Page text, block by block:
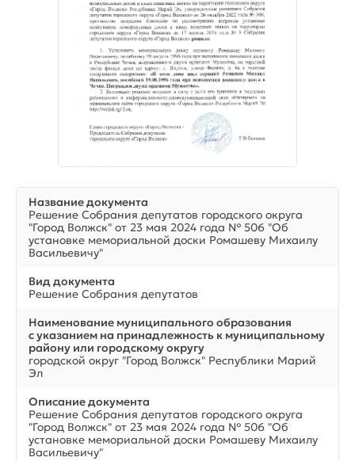
Название документа
Решение Собрания депутатов городского округа
"Город Волжск" от 23 мая 2024 года № 506 "Об
установке мемориальной доски Ромашеву Михаилу
Васильевичу"
Вид документа
Решение Собрания депутатов
Наименование муниципального образования
с указанием на принадлежность к муниципальному
району или городскому округу
городской округ "Город Волжск" Республики Марий
Эл
Описание документа
Решение Собрания депутатов городского округа
"Город Волжск" от 23 мая 2024 года № 506 "Об
установке мемориальной доски Ромашеву Михаилу
Васильевичу"